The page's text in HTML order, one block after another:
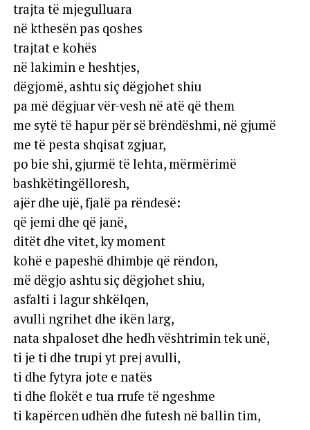
trajta të mjegulluara
në kthesën pas qoshes
trajtat e kohës
në lakimin e heshtjes,
dëgjomë, ashtu siç dëgjohet shiu
pa më dëgjuar vër-vesh në atë që them
me sytë të hapur për së brëndëshmi, në gjumë
me të pesta shqisat zgjuar,
po bie shi, gjurmë të lehta, mërmërimë
bashkëtingëlloresh,
ajër dhe ujë, fjalë pa rëndesë:
që jemi dhe që janë,
ditët dhe vitet, ky moment
kohë e papeshë dhimbje që rëndon,
më dëgjo ashtu siç dëgjohet shiu,
asfalti i lagur shkëlqen,
avulli ngrihet dhe ikën larg,
nata shpaloset dhe hedh vështrimin tek unë,
ti je ti dhe trupi yt prej avulli,
ti dhe fytyra jote e natës
ti dhe flokët e tua rrufe të ngeshme
ti kapërcen udhën dhe futesh në ballin tim,